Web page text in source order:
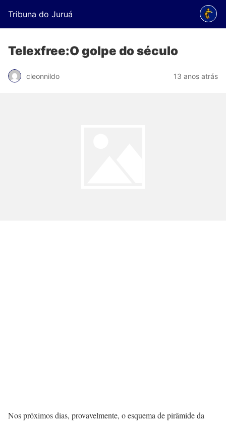
Tribuna do Juruá
Telexfree:O golpe do século
cleonnildo 13 anos atrás
Nos próximos dias, provavelmente, o esquema de pirâmide da